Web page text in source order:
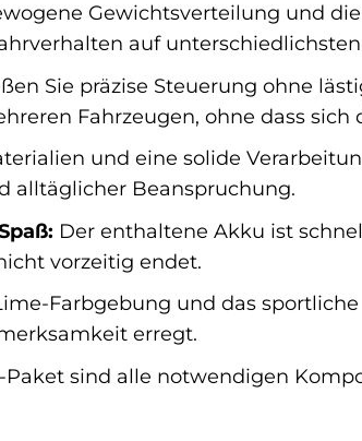
Gewichtsverteilung und
auf
Sie präzise Steuerung ohne
Fahrzeugen, ohne dass sich
und eine solide
alltäglicher Beanspruchung.
Der enthaltene Akku ist
vorzeitig endet.
Farbgebung und das
erregt.
sind alle notwendigen